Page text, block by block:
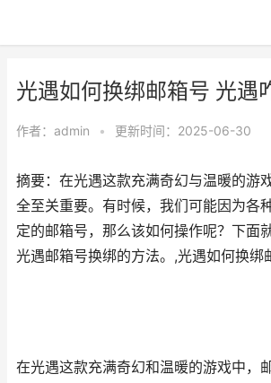
光遇如何换绑邮箱号 光遇
作者： admin • 更新时间：2025-06-30
摘要：在光遇这款充满奇幻与温暖的游
全至关重要。有时候，我们可能因为各
定的邮箱号，那么该如何操作呢？下面
光遇邮箱号换绑的方法。,光遇如何换绑
在光遇这款充满奇幻和温暖的游戏中，